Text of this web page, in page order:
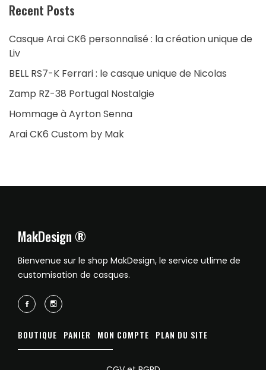
Recent Posts
Casque Arai CK6 personnalisé : la création unique de
Liv
BELL RS7-K Ferrari : le casque unique de Nicolas
Zamp RZ-38 Portugal Nostalgie
Hommage à Ayrton Senna
Arai CK6 Custom by Mak
MakDesign ®
Bienvenue sur le shop MakDesign, le service utlime de
customisation de casques.
BOUTIQUE PANIER MON COMPTE PLAN DU SITE